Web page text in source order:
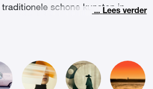
schone kunsten in
Décoratifs (ENSAD) in Parijs.
geïnteresseerd in fotografie,
met vele
olieverf schilderen, design
Fang Tong is nu grafisch
... Lees verder